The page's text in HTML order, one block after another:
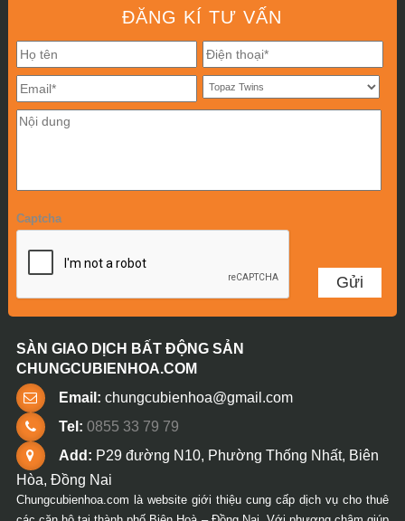
ĐĂNG KÍ TƯ VẤN
Captcha
SÀN GIAO DỊCH BẤT ĐỘNG SẢN
CHUNGCUBIENHOA.COM
Email: chungcubienhoa@gmail.com
Tel: 0855 33 79 79
Add: P29 đường N10, Phường Thống Nhất, Biên
Hòa, Đồng Nai
Chungcubienhoa.com là website giới thiệu cung cấp dịch vụ cho thuê